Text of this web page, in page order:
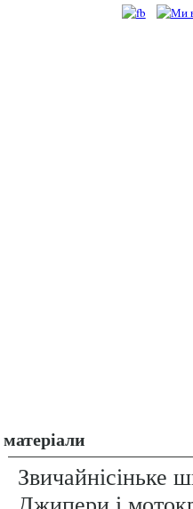
матеріали
Звичайнісіньке